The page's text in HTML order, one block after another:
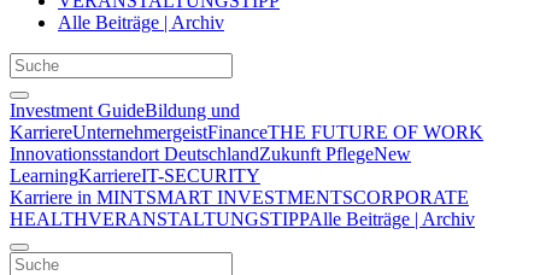
Alle Beiträge | Archiv
Investment GuideBildung und
KarriereUnternehmergeistFinanceTHE FUTURE OF WORK
Innovationsstandort DeutschlandZukunft PflegeNew
LearningKarriereIT-SECURITY
Karriere in MINTSMART INVESTMENTSCORPORATE
HEALTHVERANSTALTUNGSTIPPAlle Beiträge | Archiv